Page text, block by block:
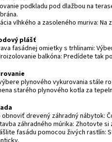
podkladu pod dlažbou na
vlhkého a zasoleného muriva:
plášť
fasádnej omietky s trhlinami:
balkóna: Predídete tak
plynového vykurovania stále
starého plynového kotla za
obnoviť drevený záhradný nábytok:
záhradného múrika: Zhotovte
fasádu pomocou živých rastlín: